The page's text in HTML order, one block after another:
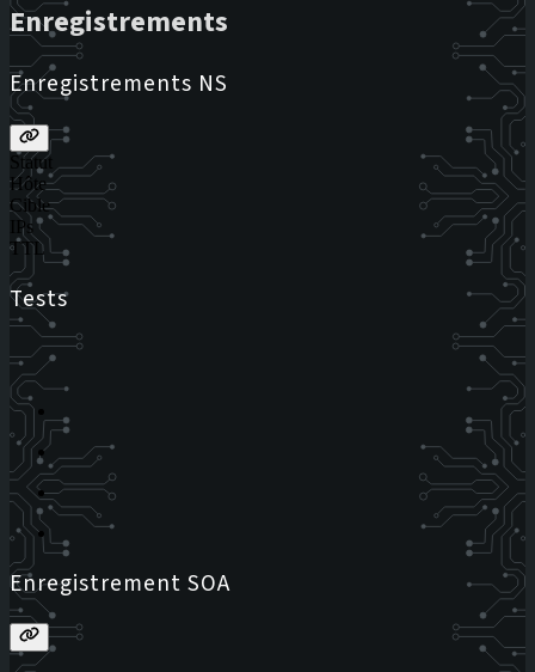
Enregistrements
Enregistrements NS
Statut
Hôte
Cible
IPs
TTL
Tests
Enregistrement SOA